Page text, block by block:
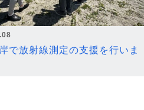
で放射線測定の支援を行いま